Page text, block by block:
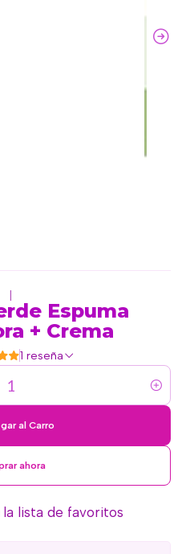
Espuma
+ Crema
1 reseña
al Carro
ahora
lista de favoritos